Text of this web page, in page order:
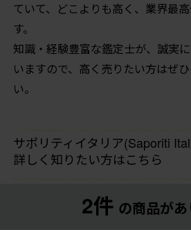
ていて、どこよりも高く、業界最
す。
知識・経験豊富な鑑定士が、誠実
いますので、高く売りたい方はぜ
い。
サポリティイタリア(Saporiti
詳しく知りたい方はこちら
2件 の商品が